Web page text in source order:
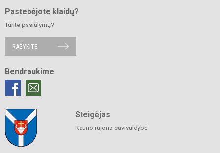
Pastebėjote klaidų?
Turite pasiūlymų?
RAŠYKITE
Bendraukime
Steigėjas
Kauno rajono savivaldybė